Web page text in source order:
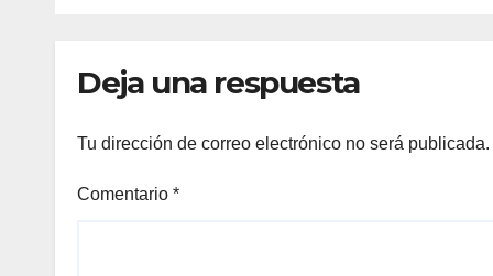
Deja una respuesta
Tu dirección de correo electrónico no será publicada.
Comentario *